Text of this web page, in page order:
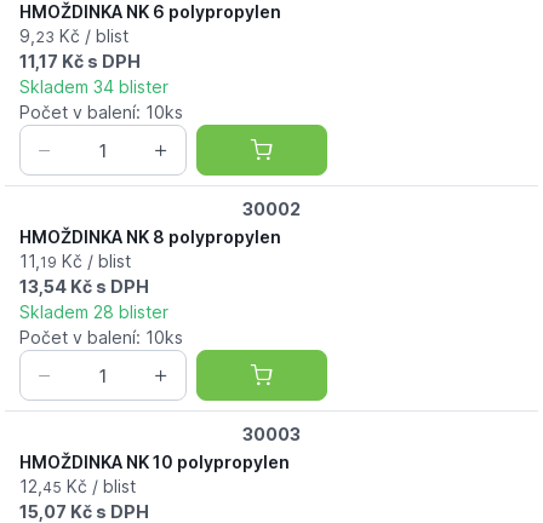
HMOŽDINKA NK 6 polypropylen
9, 23 Kč / blist
11,17 Kč s DPH
Skladem 34 blister
Počet v balení: 10ks
30002
HMOŽDINKA NK 8 polypropylen
11, 19 Kč / blist
13,54 Kč s DPH
Skladem 28 blister
Počet v balení: 10ks
30003
HMOŽDINKA NK 10 polypropylen
12, 45 Kč / blist
15,07 Kč s DPH